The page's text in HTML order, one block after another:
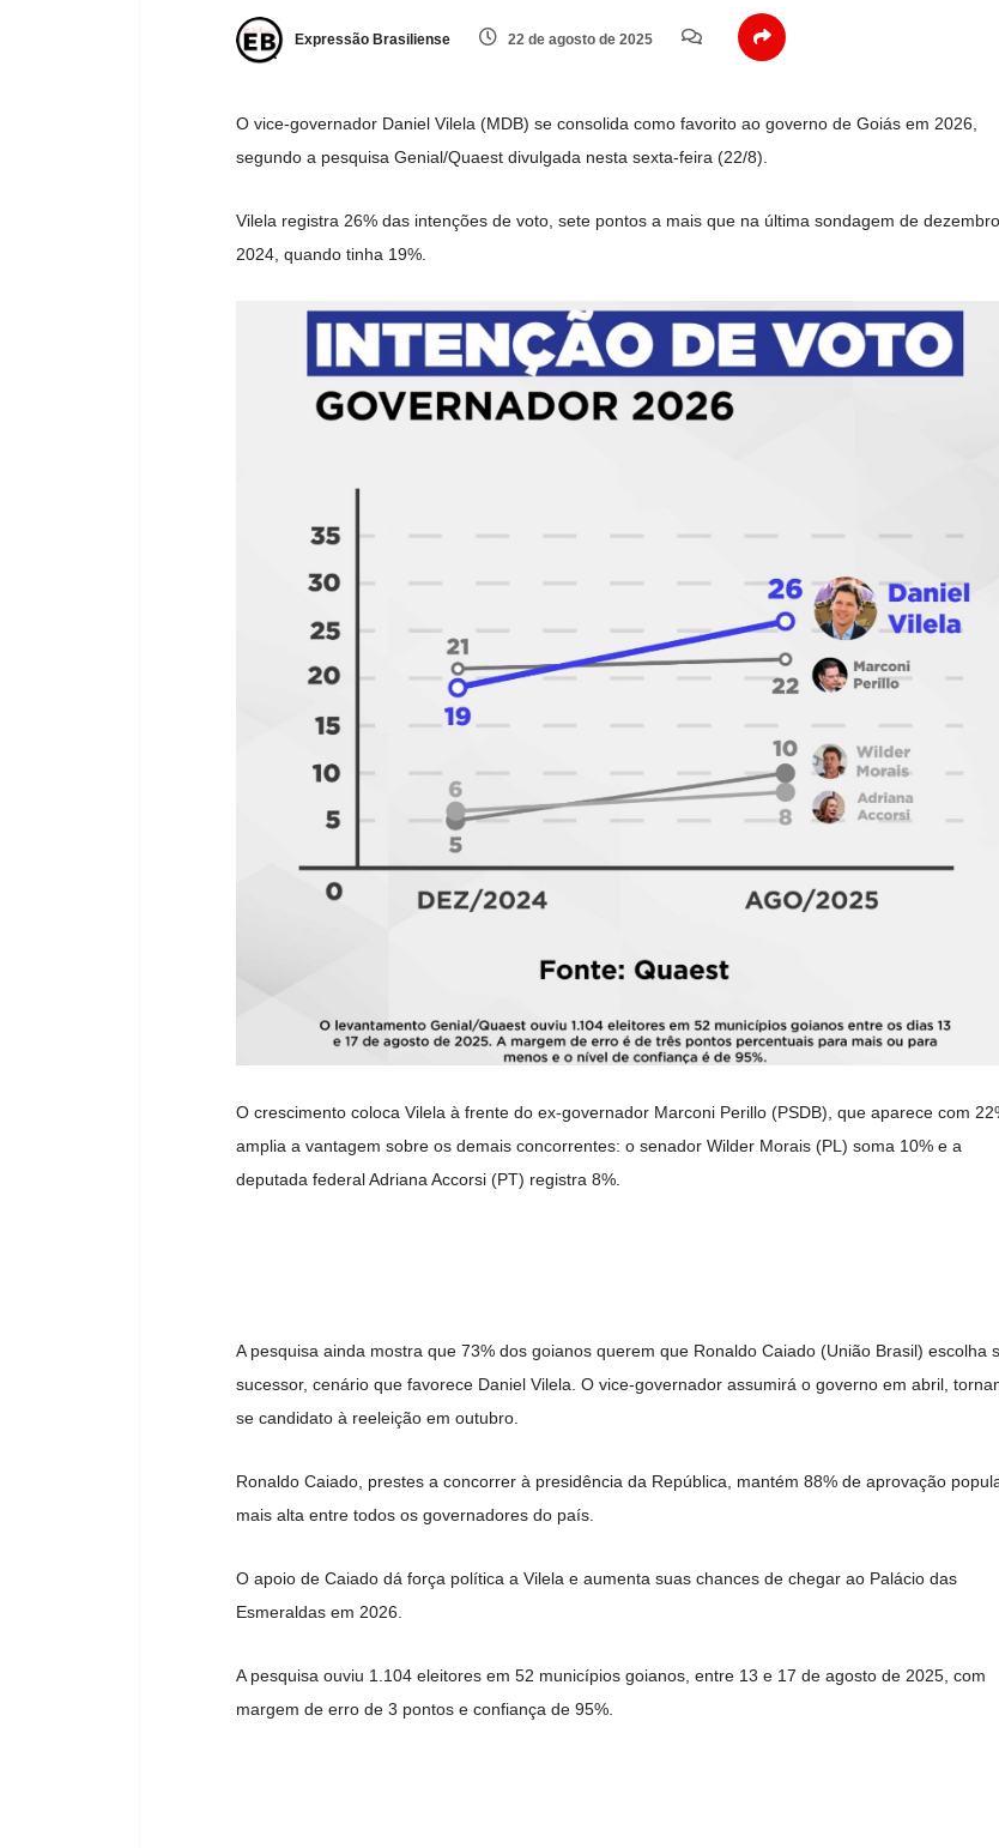
Expressão Brasiliense 22 de agosto de 2025
O vice-governador Daniel Vilela (MDB) se consolida como favorito ao governo de Goiás em 2026,
segundo a pesquisa Genial/Quaest divulgada nesta sexta-feira (22/8).
Vilela registra 26% das intenções de voto, sete pontos a mais que na última sondagem de
2024, quando tinha 19%.
O crescimento coloca Vilela à frente do ex-governador Marconi Perillo (PSDB), que aparece com
amplia a vantagem sobre os demais concorrentes: o senador Wilder Morais (PL) soma 10% e a
deputada federal Adriana Accorsi (PT) registra 8%.
A pesquisa ainda mostra que 73% dos goianos querem que Ronaldo Caiado (União Brasil) escolha
sucessor, cenário que favorece Daniel Vilela. O vice-governador assumirá o governo em abril,
se candidato à reeleição em outubro.
Ronaldo Caiado, prestes a concorrer à presidência da República, mantém 88% de aprovação
mais alta entre todos os governadores do país.
O apoio de Caiado dá força política a Vilela e aumenta suas chances de chegar ao Palácio das
Esmeraldas em 2026.
A pesquisa ouviu 1.104 eleitores em 52 municípios goianos, entre 13 e 17 de agosto de 2025, com
margem de erro de 3 pontos e confiança de 95%.